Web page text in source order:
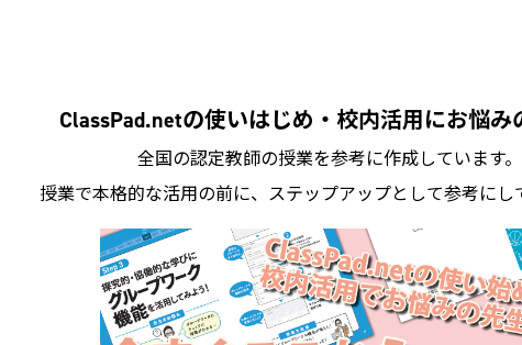
ClassPad.netの使いはじめ・校内活用にお悩み
全国の認定教師の授業を参考に作成しています。
授業で本格的な活用の前に、ステップアップとして参考にし